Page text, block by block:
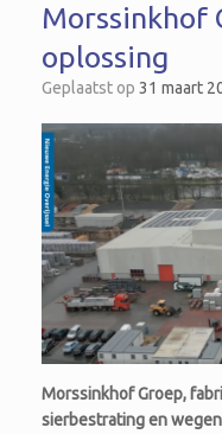
Morssinkhof
oplossing
Geplaatst op 31 maart
Morssinkhof Groep,
sierbestrating en